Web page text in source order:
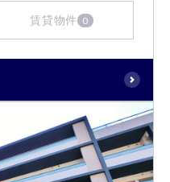
賃貸物件 0